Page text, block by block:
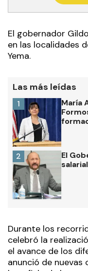
El gobernador
en las localidades
Yema.
Las más leídas
María
1
El
2
Durante los
celebró la
el avance de los
anunció de